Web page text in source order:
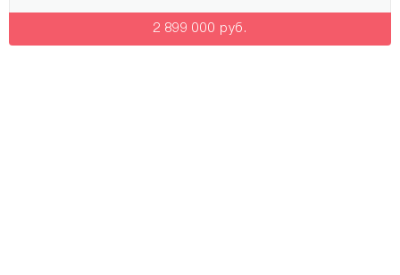
2 899 000 руб.